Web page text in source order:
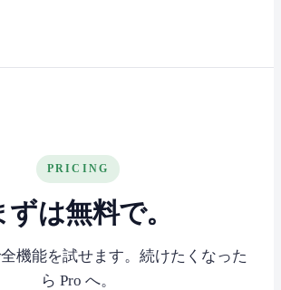
PRICING
ずは無料で。
機能を試せます。続けたくなった
ら Pro へ。